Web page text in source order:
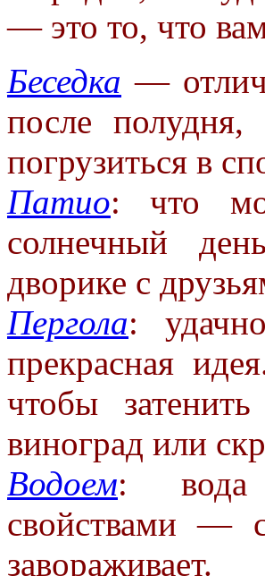
— это то, что
Беседка —
после
погрузиться в
Патио: что
солнечный
дворике с
Пергола:
прекрасная
чтобы
виноград или
Водоем: вода
свойствами —
завораживает.